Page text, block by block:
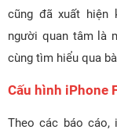
cũng đã xuất hiện
người quan tâm là
cùng tìm hiểu qua
Cấu hình iPhone
Theo các báo cáo,